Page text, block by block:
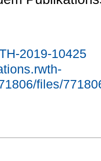
2019-10425
files/